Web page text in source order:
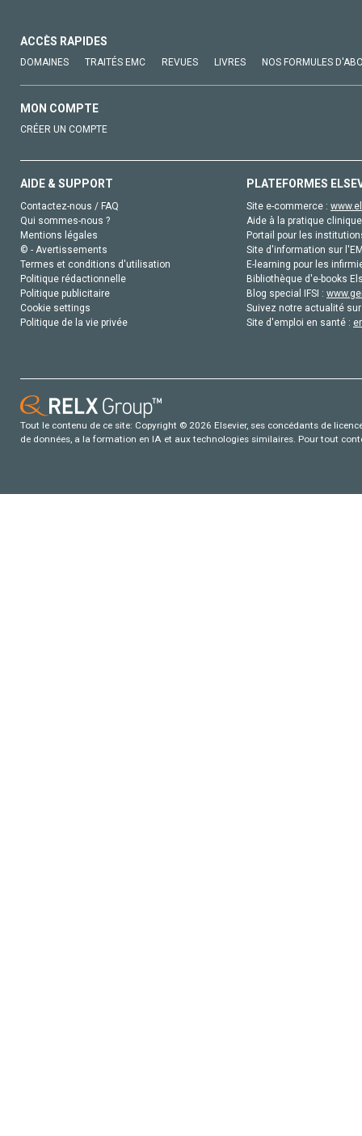
ACCÈS RAPIDES
DOMAINES TRAITÉS EMC REVUES LIVRES NOS FORMULES
MON COMPTE
CRÉER UN COMPTE
AIDE & SUPPORT
Contactez-nous / FAQ
Qui sommes-nous ?
Mentions légales
© - Avertissements
Termes et conditions d'utilisation
Politique rédactionnelle
Politique publicitaire
Cookie settings
Politique de la vie privée
PLATEFORMES
Site e-commerce :
Aide à la pratique
Portail pour les
Site d'information sur
E-learning pour les
Bibliothèque d'e-books
Blog special IFSI :
Suivez notre actualité
Site d'emploi en santé :
Tout le contenu de ce site: Copyright © 2026 Elsevier, ses concédants de
de données, a la formation en IA et aux technologies similaires. Pour tout